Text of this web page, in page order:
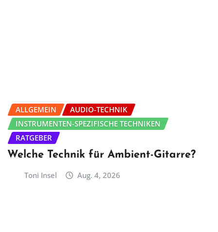
ALLGEMEIN
AUDIO-TECHNIK
INSTRUMENTEN-SPEZIFISCHE TECHNIKEN
RATGEBER
Welche Technik für Ambient-Gitarre?
Toni Insel Aug. 4, 2026